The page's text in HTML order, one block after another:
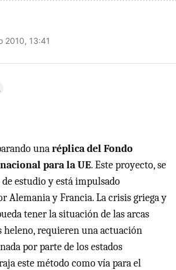
2010, 13:41
unaréplica del Fondo
para la UE. Este proyecto, se
estudio y está impulsado
Alemania y Francia. La crisis griega y
tener la situación de las arcas
heleno, requieren una actuación
por parte de los estados
este método como vía para el